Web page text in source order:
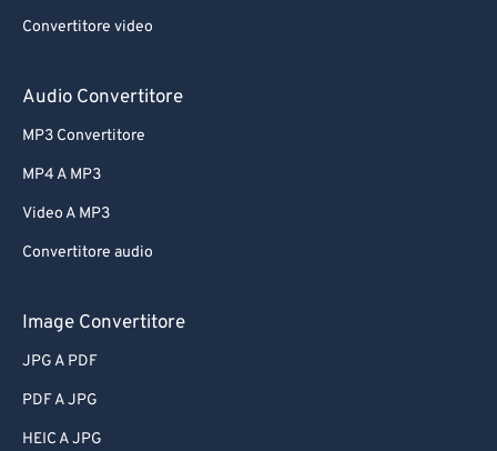
Convertitore video
Audio Convertitore
MP3 Convertitore
MP4 A MP3
Video A MP3
Convertitore audio
Image Convertitore
JPG A PDF
PDF A JPG
HEIC A JPG